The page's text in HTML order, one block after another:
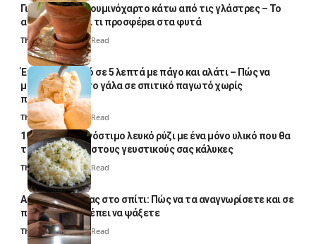
Γιατί βάζουν αλουμινόχαρτο κάτω από τις γλάστρες – Το
απλό κόλπο και τι προσφέρει στα φυτά
Thali Ombre4 Min Read
Έτοιμο παγωτό σε 5 λεπτά με πάγο και αλάτι – Πώς να
μετατρέψετε το γάλα σε σπιτικό παγωτό χωρίς
παγωτομηχανή
Thali Ombre 4 Min Read
10 φορές ποιο νόστιμο λευκό ρύζι με ένα μόνο υλικό που θα
το απογειώσει στους γευστικούς σας κάλυκες
Thali Ombre4 Min Read
Αυγά κατσαρίδας στο σπίτι: Πώς να τα αναγνωρίσετε και σε
ποια σημεία πρέπει να ψάξετε
Thali Ombre4 Min Read